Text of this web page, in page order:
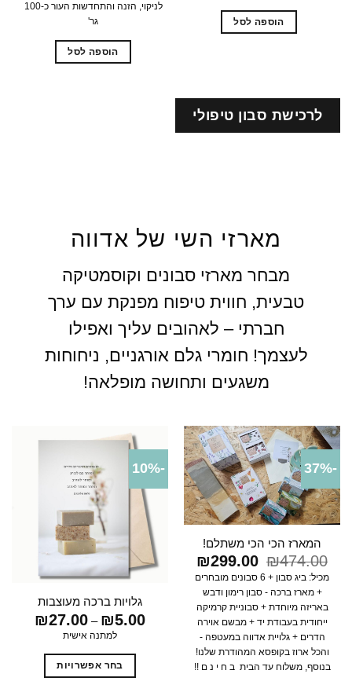
הוספה לסל
לניקוי, הזנה והתחדשות העור כ-100
גר'
הוספה לסל
לרכישת סבון טיפולי
מארזי השי של אדווה
מבחר מארזי סבונים וקוסמטיקה
טבעית, חווית טיפוח מפנקת עם ערך
חברתי – לאהובים עליך ואפילו
לעצמך! חומרי גלם אורגניים, ניחוחות
משגעים ותחושה מופלאה!
-37%
המארז הכי הכי משתלם!
₪474.00
המחיר
המקורי
היה:
₪474.00.
₪299.00
הוא:מכיל: ביג סבון + 6 סבונים מובחרים
+ מארז ברכה - סבון רימון ודבש
באריזה מיוחדת + סבוניית קרמיקה
ייחודית בעבודת יד + מבשם אוירה
הדרים + גלויית אדווה במעטפה -
והכל ארוז בקופסא המהודרת שלנו!
בנוסף, משלוח עד הבית ב ח י נ ם !!
-10%
גלויות ברכה מעוצבות
₪5.00
–
₪27.00
למתנה אישית
בחר אפשרויות